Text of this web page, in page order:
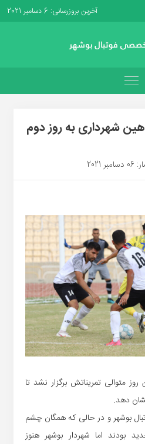
آخرین بروزرسانی: 6 دسامبر 2021
شهرداری به روز دوم
متوالی تمریناتش برگزار نشد تا
دهد.
بوشهر و در حالی که همگان چشم
بودند اما شهردار بوشهر هنوز